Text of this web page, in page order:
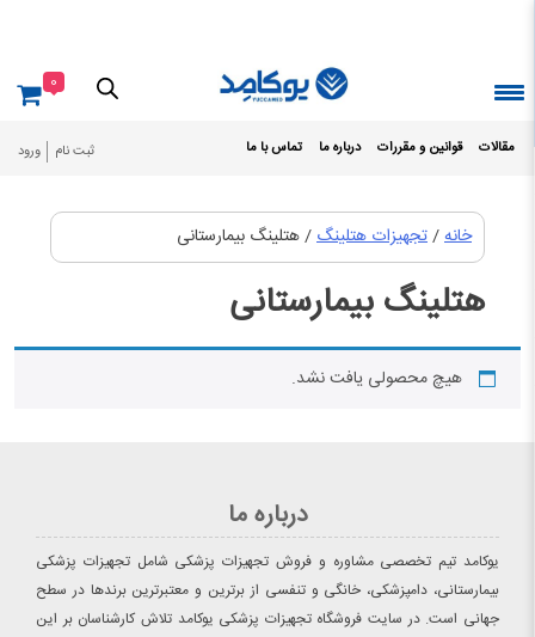
مقالات قوانین و مقررات درباره ما تماس با ما ثبت نام ورود
0
خانه/تجهیزات هتلینگ/ هتلینگ بیمارستانی
هتلینگ بیمارستانی
هیچ محصولی یافت نشد.
درباره ما
یوکامد تیم تخصصی مشاوره و فروش تجهیزات پزشکی شامل تجهیزات پزشکی
بیمارستانی، دامپزشکی، خانگی و تنفسی از برترین و معتبرترین برندها در سطح
جهانی است. در سایت فروشگاه تجهیزات پزشکی یوکامد تلاش کارشناسان بر این